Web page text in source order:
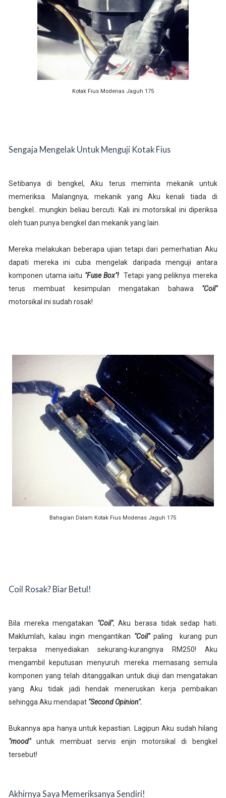
Kotak Fius Modenas Jaguh 175
Sengaja Mengelak Untuk Menguji Kotak Fius
Setibanya di bengkel, Aku terus meminta mekanik untuk
memeriksa. Malangnya, mekanik yang Aku kenali tiada di
bengkel.. mungkin beliau bercuti. Kali ini motorsikal ini diperiksa
oleh tuan punya bengkel dan mekanik yang lain.
Mereka melakukan beberapa ujian tetapi dari pemerhatian Aku
dapati mereka ini cuba mengelak daripada menguji antara
komponen utama iaitu "Fuse Box"! Tetapi yang peliknya mereka
terus membuat kesimpulan mengatakan bahawa "Coil"
motorsikal ini sudah rosak!
Bahagian Dalam Kotak Fius Modenas Jaguh 175
Coil Rosak? Biar Betul!
Bila mereka mengatakan "Coil", Aku berasa tidak sedap hati.
Maklumlah, kalau ingin mengantikan "Coil"paling kurang pun
terpaksa menyediakan sekurang-kurangnya RM250! Aku
mengambil keputusan menyuruh mereka memasang semula
komponen yang telah ditanggalkan untuk diuji dan mengatakan
yang Aku tidak jadi hendak meneruskan kerja pembaikan
sehingga Aku mendapat "Second Opinion".
Bukannya apa hanya untuk kepastian. Lagipun Aku sudah hilang
"mood" untuk membuat servis enjin motorsikal di bengkel
tersebut!
Akhirnya Saya Memeriksanya Sendiri!